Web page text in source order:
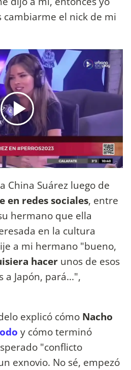
el nick de mi
China Suárez luego de
en redes sociales, entre
hermano que ella
en la cultura
a mi hermano "bueno,
hacer unos de esos
a Japón, pará...",
explicó cómo Nacho
y cómo terminó
"conflicto
exnovio. No sé, empezó